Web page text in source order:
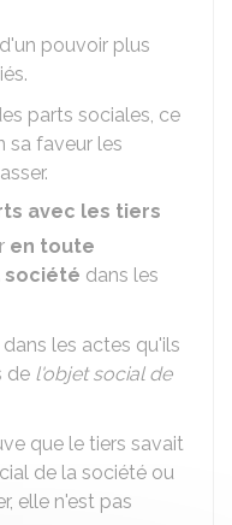
pouvoir plus
parts sociales, ce
sa faveur les
avec les tiers
en toute
société dans les
les actes qu'ils
de l'objet social de
que le tiers savait
de la société ou
elle n'est pas